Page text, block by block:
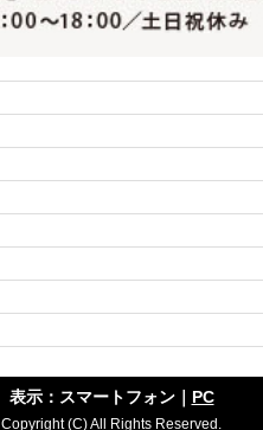
表示：スマートフォン｜ PC
Copyright (C) All Rights Reserved.